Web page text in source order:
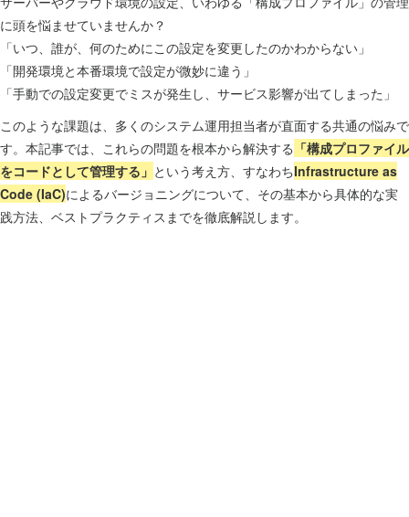
に頭を悩ませていませんか？
「いつ、誰が、何のためにこの設定を変更したのかわからない」
「開発環境と本番環境で設定が微妙に違う」
「手動での設定変更でミスが発生し、サービス影響が出てしまった」
このような課題は、多くのシステム運用担当者が直面する共通の悩みで
す。本記事では、これらの問題を根本から解決する 「構成プロファイル
をコードとして管理する」 という考え方、すなわちInfrastructure as
Code (IaC)によるバージョニングについて、その基本から具体的な実
践方法、ベストプラクティスまでを徹底解説します。